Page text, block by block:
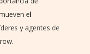
el
y agentes de